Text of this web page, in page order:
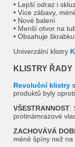
• Lepší odraz i
• Více zábavy,
• Nové balení
• Menší otvor na
• Obsahuje škrabku
Univerzální klistry
KLISTRY ŘADY
Revoluční klistry
produktů byly
VŠESTRANNOST:
protinámrazové
ZACHOVÁVÁ
méně špíny než